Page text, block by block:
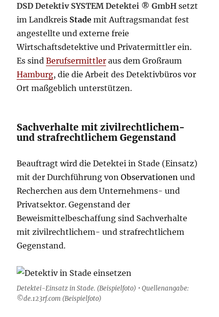
DSD Detektiv SYSTEM Detektei ® GmbH setzt
im Landkreis Stade mit Auftragsmandat fest
angestellte und externe freie
Wirtschaftsdetektive und Privatermittler ein.
Es sindBerufsermittler aus dem Großraum
Hamburg, die die Arbeit des Detektivbüros vor
Ort maßgeblich unterstützen.
Sachverhalte mit zivilrechtlichem-
und strafrechtlichem Gegenstand
Beauftragt wird die Detektei in Stade (Einsatz)
mit der Durchführung vonObservationen und
Recherchen aus dem Unternehmens- und
Privatsektor. Gegenstand der
Beweismittelbeschaffung sind Sachverhalte
mit zivilrechtlichem- und strafrechtlichem
Gegenstand.
Detektei-Einsatz in Stade. (Beispielfoto) • Quellenangabe:
©de.123rf.com (Beispielfoto)